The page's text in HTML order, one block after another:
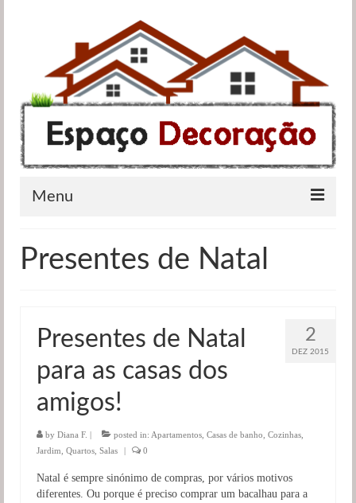
Menu
Casas de banho
Quartos
Salas
Jardim
Presentes de Natal
2
DEZ 2015
Presentes de Natal
para as casas dos
amigos!
by Diana F. | posted in: Apartamentos Casas de banho Cozinhas
Jardim Quartos Salas | 0
Natal é sempre sinónimo de compras, por vários motivos
diferentes. Ou porque é preciso comprar um bacalhau para a